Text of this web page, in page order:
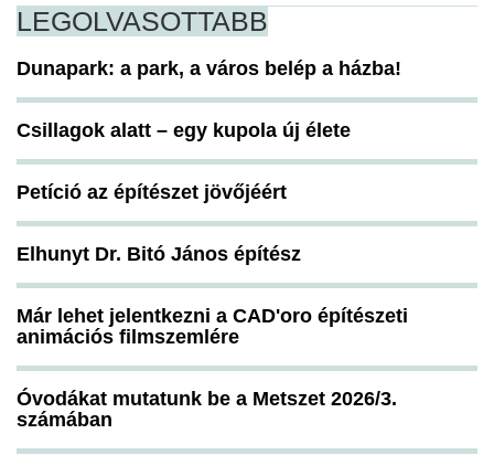
LEGOLVASOTTABB
Dunapark: a park, a város belép a házba!
Csillagok alatt – egy kupola új élete
Petíció az építészet jövőjéért
Elhunyt Dr. Bitó János építész
Már lehet jelentkezni a CAD'oro építészeti
animációs filmszemlére
Óvodákat mutatunk be a Metszet 2026/3.
számában